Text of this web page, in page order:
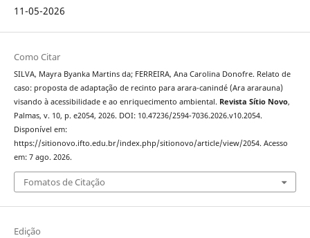
11-05-2026
Como Citar
SILVA, Mayra Byanka Martins da; FERREIRA, Ana Carolina Donofre. Relato de
caso: proposta de adaptação de recinto para arara-canindé (Ara ararauna)
visando à acessibilidade e ao enriquecimento ambiental. Revista Sítio Novo,
Palmas, v. 10, p. e2054, 2026. DOI: 10.47236/2594-7036.2026.v10.2054.
Disponível em:
https://sitionovo.ifto.edu.br/index.php/sitionovo/article/view/2054. Acesso
em: 7 ago. 2026.
Fomatos de Citação
Edição